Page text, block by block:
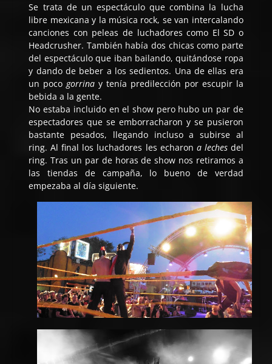
Se trata de un espectáculo que combina la lucha
libre mexicana y la música rock, se van intercalando
canciones con peleas de luchadores como El SD o
Headcrusher. También había dos chicas como parte
del espectáculo que iban bailando, quitándose ropa
y dando de beber a los sedientos. Una de ellas era
un poco gorrinay tenía predilección por escupir la
bebida a la gente.
No estaba incluido en el show pero hubo un par de
espectadores que se emborracharon y se pusieron
bastante pesados, llegando incluso a subirse al
ring. Al final los luchadores les echaron a lechesdel
ring. Tras un par de horas de show nos retiramos a
las tiendas de campaña, lo bueno de verdad
empezaba al día siguiente.